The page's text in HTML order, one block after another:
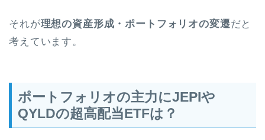
それが理想の資産形成・ポートフォリオの変遷だと
考えています。
ポートフォリオの主力にJEPIや
QYLDの超高配当ETFは？